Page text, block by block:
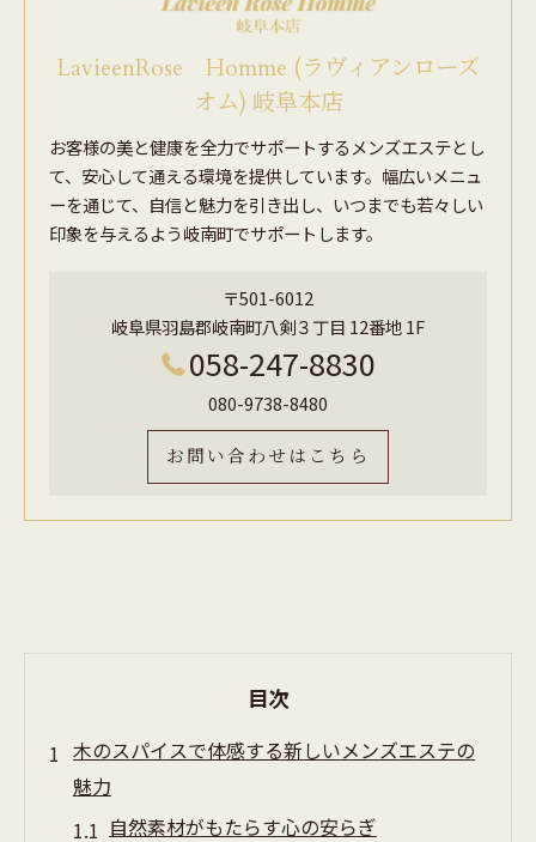
LavieenRose Homme (ラヴィアンローズ
オム) 岐阜本店
お客様の美と健康を全力でサポートするメンズエステとし
て、安心して通える環境を提供しています。幅広いメニュ
ーを通じて、自信と魅力を引き出し、いつまでも若々しい
印象を与えるよう岐南町でサポートします。
〒501-6012
岐阜県羽島郡岐南町八剣３丁目 12番地 1F
058-247-8830
080-9738-8480
お問い合わせはこちら
目次
木のスパイスで体感する新しいメンズエステの
魅力
自然素材がもたらす心の安らぎ